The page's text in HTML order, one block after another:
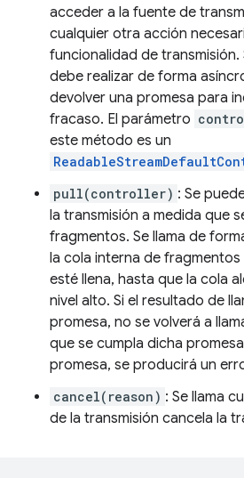
acceder a la fuente de
cualquier otra acción
funcionalidad de
debe realizar de forma
devolver una promesa para
fracaso. El parámetro
este método es un
pull(controller) : Se
la transmisión a medida que
fragmentos. Se llama de
la cola interna de fragmentos
esté llena, hasta que la cola
nivel alto. Si el resultado de
promesa, no se volverá a
que se cumpla dicha
promesa, se producirá un
cancel(reason) : Se llama
de la transmisión cancela la